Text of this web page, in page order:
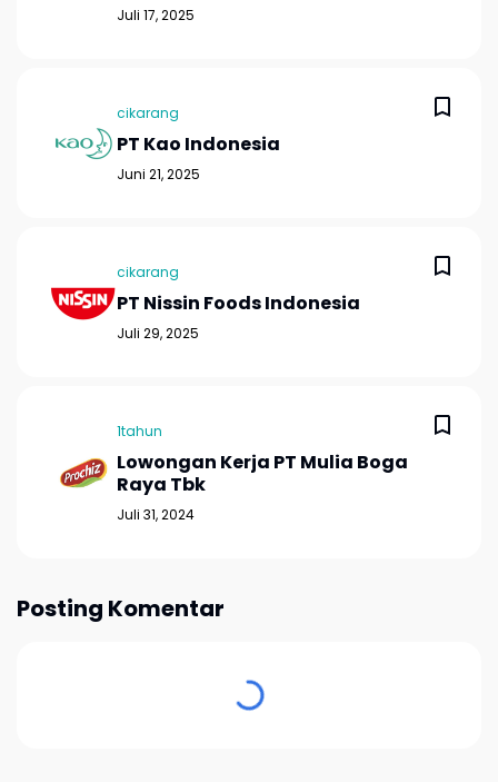
Juli 17, 2025
cikarang
PT Kao Indonesia
Juni 21, 2025
cikarang
PT Nissin Foods Indonesia
Juli 29, 2025
1tahun
Lowongan Kerja PT Mulia Boga
Raya Tbk
Juli 31, 2024
Posting Komentar